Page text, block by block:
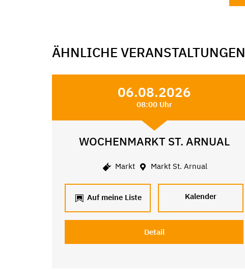
ÄHNLICHE VERANSTALTUNGEN
06.08.2026
08:00 Uhr
WOCHENMARKT ST. ARNUAL
Markt Markt St. Arnual
Auf meine Liste Kalender
Detail